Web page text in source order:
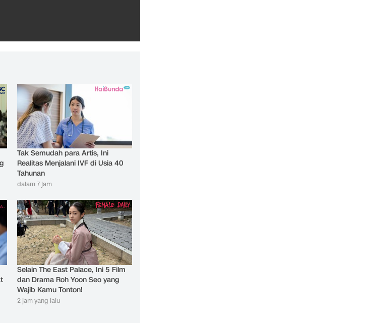
Tak Semudah para Artis, Ini
Realitas Menjalani IVF di Usia 40
Tahunan
Selain The East Palace, Ini 5 Film
dan Drama Roh Yoon Seo yang
Wajib Kamu Tonton!